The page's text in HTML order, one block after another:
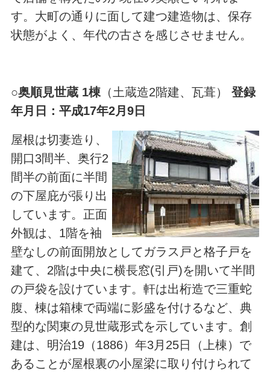
す。大町の通りに面して建つ建造物は、保存
状態がよく、年代の古さを感じさせません。
○奥順見世蔵 1棟（土蔵造2階建、瓦葺） 登録
年月日：平成17年2月9日
屋根は切妻造り、
開口3間半、奥行2
間半の前面に半間
の下屋庇が張り出
しています。正面
外観は、1階を袖
壁なしの前面開放としてガラス戸と格子戸を
建て、2階は中央に横長窓(引戸)を開いて半間
の戸袋を設けています。軒は出桁造で三重蛇
腹、棟は箱棟で両端に影盛を付けるなど、典
型的な関東の見世蔵形式を示しています。創
建は、明治19（1886）年3月25日（上棟）で
あることが屋根裏の小屋梁に取り付けられて